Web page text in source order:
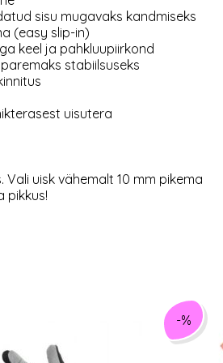
sisu mugavaks kandmiseks
(easy slip-in)
keel ja pahkluupiirkond
stabiilsuseks
uisutera
Vali uisk vähemalt 10 mm pikema
pikkus!
-%